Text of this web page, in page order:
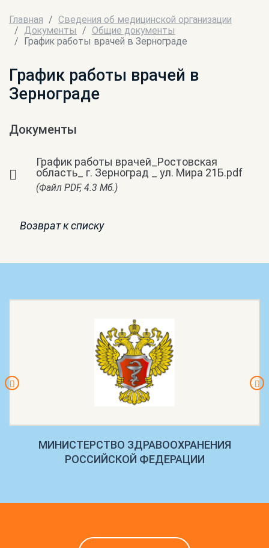
Главная
Сведения об медицинской организации
Документы
Общие документы
График работы врачей в Зернограде
График работы врачей в
Зернограде
Документы
График работы врачей_Ростовская
область_ г. Зерноград _ ул. Мира 21Б.pdf
(Файл PDF, 4.3 Мб.)
Возврат к списку
МИНИСТЕРСТВО ЗДРАВООХРАНЕНИЯ
РОССИЙСКОЙ ФЕДЕРАЦИИ